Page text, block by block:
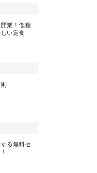
業！低糖
い定食
る無料セ